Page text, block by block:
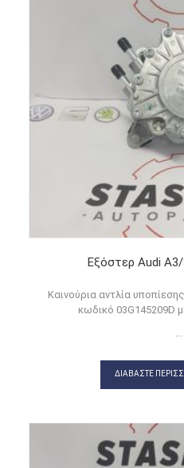
Εξόστερ Audi
Καινούρια αντλία
κωδικό 03G145209D
...
ΔΙΑΒΆΣΤΕ